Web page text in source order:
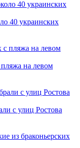
40 украинских
на левом
с улиц Ростова